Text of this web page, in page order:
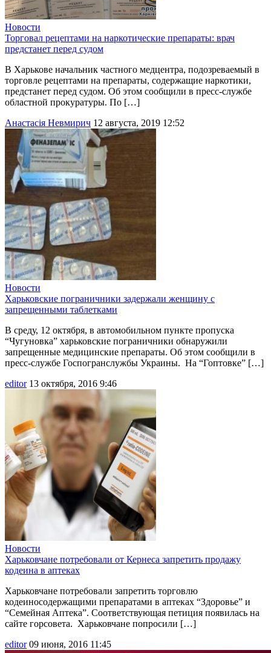
Новости
Торговал рецептами на наркотические препараты: врач
предстанет перед судом
В Харькове начальник частного медцентра, подозреваемый в
торговле рецептами на препараты, содержащие наркотики,
предстанет перед судом. Об этом сообщили в пресс-службе
областной прокуратуры. По […]
Анастасія Невмирич 12 августа, 2019 12:52
Новости
Харьковские пограничники задержали женщину с
запрещенными таблетками
В среду, 12 октября, в автомобильном пункте пропуска
“Чугуновка” харьковские пограничники обнаружили
запрещенные медицинские препараты. Об этом сообщили в
пресс-службе Госпогранслужбы Украины. На “Гоптовке” […]
editor 13 октября, 2016 9:46
Новости
Харьковчане потребовали от Кернеса запретить продажу
кодеина в аптеках
Харьковчане потребовали запретить торговлю
кодеиносодержащими препаратами в аптеках “Здоровье” и
“Семейная Аптека”. Соответствующая петиция появилась на
сайте горсовета. Харьковчане попросили […]
editor 09 июня, 2016 11:45